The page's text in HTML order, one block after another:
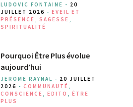
LUDOVIC FONTAINE - 20
JUILLET 2026 - EVEIL ET
PRÉSENCE , SAGESSE ,
SPIRITUALITÉ
Pourquoi Être Plus évolue
aujourd’hui
JEROME RAYNAL - 20 JUILLET
2026 - COMMUNAUTÉ ,
CONSCIENCE , EDITO , ÊTRE
PLUS